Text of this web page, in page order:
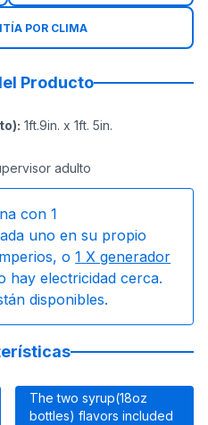
POR CLIMA
Producto
: 1ft.9in. x 1ft. 5in.
adulto
con 1
uno en su propio
o 1 X generador
hay electricidad cerca.
disponibles.
The two syrup(18oz
bottles) flavors included